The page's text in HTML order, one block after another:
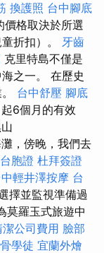
換護照 台中腳底
價格取決於所選
折扣）。 牙齒
克里特島不僅是
之一。 在歷史
台中舒壓 腳底
6個月的有效
，傍晚，我們去
胞證 杜拜簽證
輕井澤按摩 台
擇並監視準備過
莫羅玉式旅遊中
潔公司費用 臉部
學徒 宜蘭外燴